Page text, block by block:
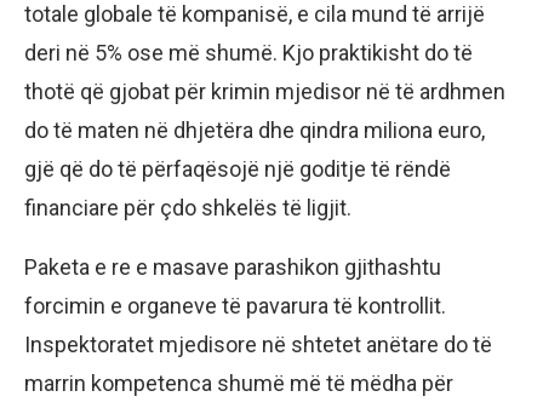
totale globale të kompanisë, e cila mund të arrijë
deri në 5% ose më shumë. Kjo praktikisht do të
thotë që gjobat për krimin mjedisor në të ardhmen
do të maten në dhjetëra dhe qindra miliona euro,
gjë që do të përfaqësojë një goditje të rëndë
financiare për çdo shkelës të ligjit.
Paketa e re e masave parashikon gjithashtu
forcimin e organeve të pavarura të kontrollit.
Inspektoratet mjedisore në shtetet anëtare do të
marrin kompetenca shumë më të mëdha për